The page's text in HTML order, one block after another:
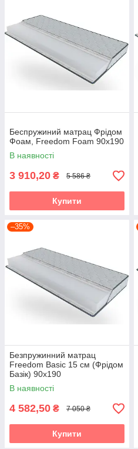
Беспружиний матрац Фрідом
Фоам, Freedom Foam 90х190
В наявності
3 910,20 ₴ 5 586 ₴
Купити
–35%
Безпружинний матрац
Freedom Basic 15 см (Фрідом
Базік) 90х190
В наявності
4 582,50 ₴ 7 050 ₴
Купити